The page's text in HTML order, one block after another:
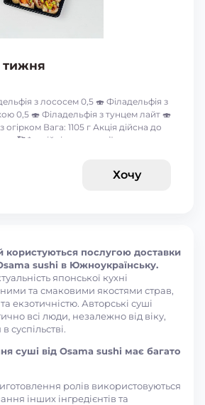
тижня
з лососем 0,5 🍣 Філадельфія з
0,5 🍣 Філадельфія з тунцем лайт 🍣
огірком Вага: 1105 г Акція дійсна до
🥰 *акційні пропозиції та знижки
Хочу
користуються послугою доставки
sushi в Южноукраїнську.
японської кухні
та смаковими якостями страв,
екзотичністю. Авторські суші
всі люди, незалежно від віку,
суспільстві.
суші від Osama sushi має багато
ролів використовуються
інших інгредієнтів та